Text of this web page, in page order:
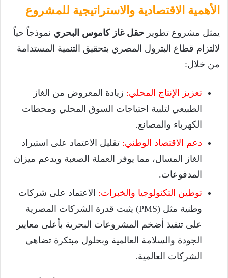
الأهمية الاقتصادية والاستراتيجية للمشروع
يمثل مشروع تطوير حقل غاز كاموس البحري نموذجاً حياً
لالتزام قطاع البترول المصري بتحقيق التنمية المستدامة
من خلال:
تعزيز الإنتاج المحلي: زيادة المعروض من الغاز
الطبيعي لتلبية احتياجات السوق المحلي ومحطات
الكهرباء والمصانع.
دعم الاقتصاد الوطني: تقليل الاعتماد على استيراد
الغاز المسال، مما يوفر العملة الصعبة ويدعم ميزان
المدفوعات.
توطين التكنولوجيا والخبرات: الاعتماد على شركات
وطنية مثل (PMS) يثبت قدرة الشركات المصرية
على تنفيذ أضخم المشروعات البحرية بأعلى معايير
الجودة والسلامة العالمية وبحلول مبتكرة تضاهي
الشركات العالمية.